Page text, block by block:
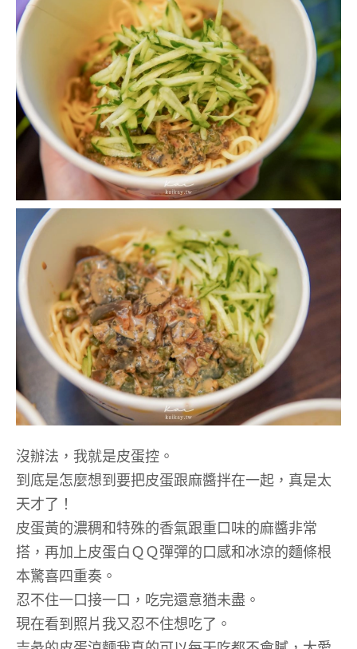
沒辦法，我就是皮蛋控。
到底是怎麼想到要把皮蛋跟麻醬拌在一起，真是太
天才了！
皮蛋黃的濃稠和特殊的香氣跟重口味的麻醬非常
搭，再加上皮蛋白ＱＱ彈彈的口感和冰涼的麵條根
本驚喜四重奏。
忍不住一口接一口，吃完還意猶未盡。
現在看到照片我又忍不住想吃了。